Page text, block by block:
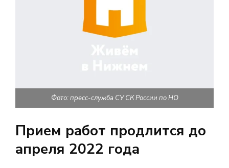
Фото: пресс-служба СУ СК России по НО
Прием работ продлится до
апреля 2022 года